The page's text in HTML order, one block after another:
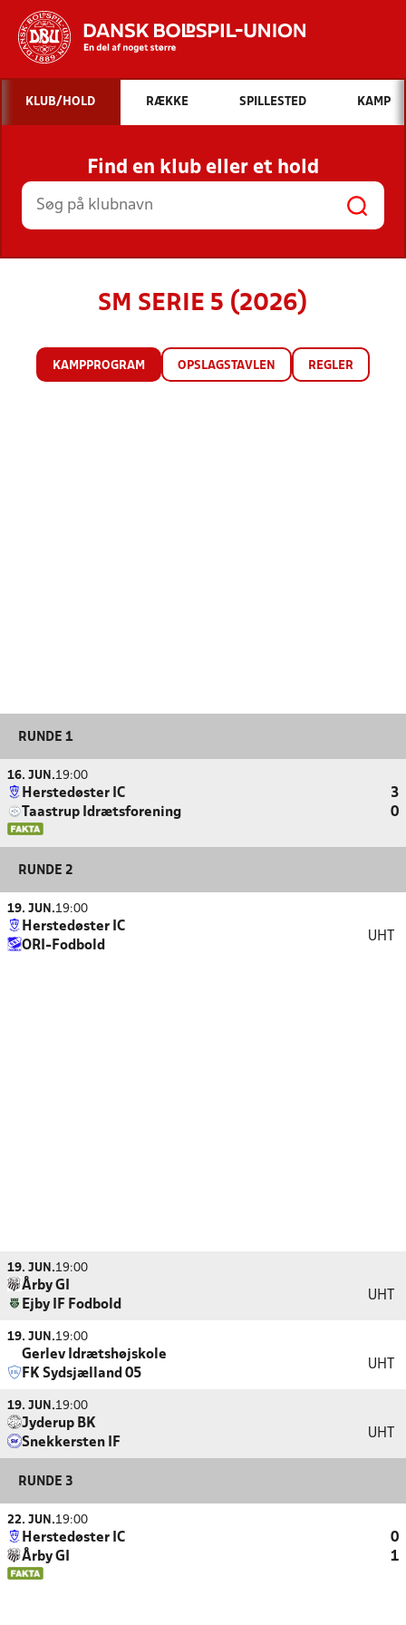
Hvad vil du søge efter?
INDHOLD OG NYHEDER
STILLINGER, RESULTATER, KLUBBER OG
HOLD
KLUB/HOLD RÆKKE SPILLESTED KAMP
Find en klub eller et hold
SM SERIE 5 (2026)
KAMPPROGRAM OPSLAGSTAVLEN REGLER
RUNDE 1
16. JUN.19:00
Herstedøster IC
3
Taastrup Idrætsforening
0
RUNDE 2
19. JUN.19:00
Herstedøster IC
ORI-Fodbold
UHT
19. JUN.19:00
Årby GI
Ejby IF Fodbold
UHT
19. JUN.19:00
Gerlev Idrætshøjskole
FK Sydsjælland 05
UHT
19. JUN.19:00
Jyderup BK
Snekkersten IF
UHT
RUNDE 3
22. JUN.19:00
Herstedøster IC
0
Årby GI
1